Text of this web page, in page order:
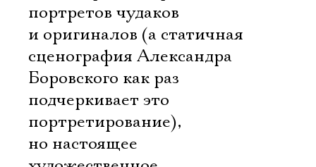
портретов чудаков
и оригиналов (а статичная
сценография Александра
Боровского как раз
подчеркивает это
портретирование),
но настоящее